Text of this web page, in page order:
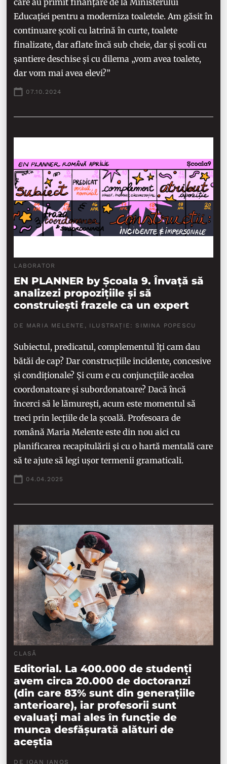
care au primit finanțare de la Ministerului
Educației pentru a moderniza toaletele. Am găsit în
continuare școli cu latrină în curte, toalete
finalizate, dar aflate încă sub cheie, dar și școli cu
șantiere deschise și cu dilema „vom avea toalete,
dar vom mai avea elevi?”
07.10.2024
LABORATOR
EN PLANNER by Școala 9. Învață să
analizezi propozițiile și să
construiești frazele ca un expert
DE MARIA MELENTE, ILUSTRAȚIE: SIMINA POPESCU
Subiectul, predicatul, complementul îți cam dau
bătăi de cap? Dar construcțiile incidente, concesive
și condiționale? Și cum e cu conjuncțiile acelea
coordonatoare și subordonatoare? Dacă încă
încerci să le lămurești, acum este momentul să
treci prin lecțiile de la școală. Profesoara de
română Maria Melente este din nou aici cu
planificarea recapitulării și cu o hartă mentală care
să te ajute să legi ușor termenii gramaticali.
04.04.2025
CLASĂ
Editorial. La 400.000 de studenți
avem circa 20.000 de doctoranzi
(din care 83% sunt din generațiile
anterioare), iar profesorii sunt
evaluați mai ales în funcție de
munca desfășurată alături de
aceștia
DE IOAN IANOȘ